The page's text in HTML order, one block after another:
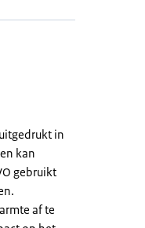
in
kan
gebruikt
af te